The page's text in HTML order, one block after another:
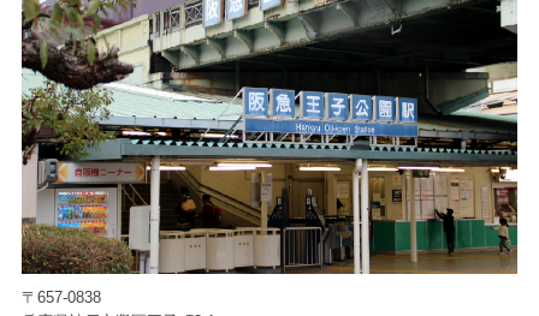
〒657-0838